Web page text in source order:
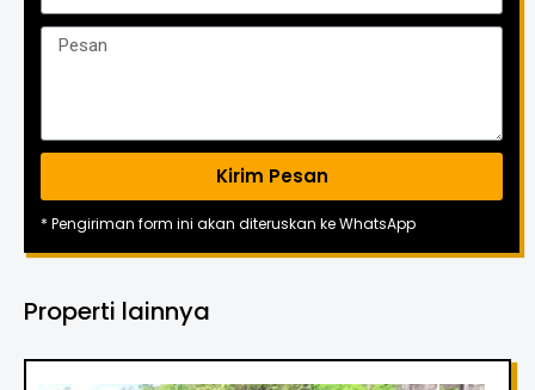
Kirim Pesan
* Pengiriman form ini akan diteruskan ke WhatsApp
Properti lainnya